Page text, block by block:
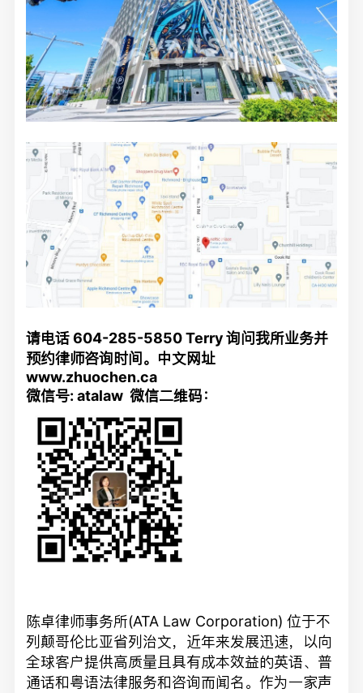
请电话 604-285-5850 Terry 询问我所业务并
预约律师咨询时间。中文网址
www.zhuochen.ca
微信号: atalaw 微信二维码：
陈卓律师事务所(ATA Law Corporation) 位于不
列颠哥伦比亚省列治文，近年来发展迅速，以向
全球客户提供高质量且具有成本效益的英语、普
通话和粤语法律服务和咨询而闻名。作为一家声